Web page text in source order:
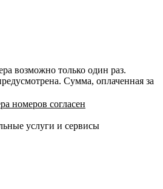
возможно только один раз.
Сумма, оплаченная за
номеров согласен
услуги и сервисы